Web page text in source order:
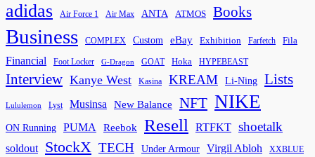
adidas Air Force 1 Air Max ANTA ATMOS Books
Business COMPLEX Custom eBay Exhibition Farfetch Fila
Financial Foot Locker G-Dragon GOAT Hoka HYPEBEAST
Interview Kanye West Kasina KREAM Li-Ning Lists
Lululemon Lyst Musinsa New Balance NFT NIKE
ON Running PUMA Reebok Resell RTFKT shoetalk
soldout StockX TECH Under Armour Virgil Abloh XXBLUE